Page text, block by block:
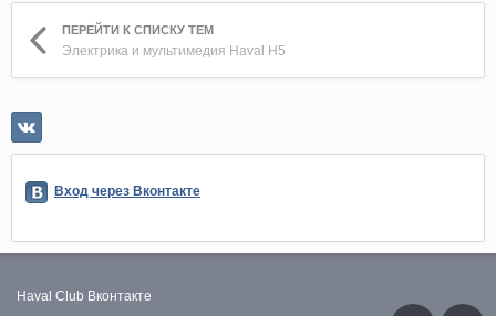
ПЕРЕЙТИ К СПИСКУ ТЕМ
Электрика и мультимедия Haval H5
Вход через Вконтакте
Haval Club Вконтакте